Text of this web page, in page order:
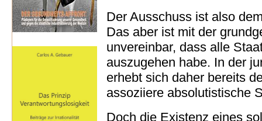
Der Ausschuss ist also
Das aber ist mit der
unvereinbar, dass alle
auszugehen habe. In der
erhebt sich daher bereits
assoziiere absolutistische
Doch die Existenz eines